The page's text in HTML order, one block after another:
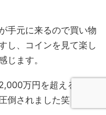
手元に来るので買い物
し、コインを見て楽し
じます。
万円を超える金額
倒されました笑